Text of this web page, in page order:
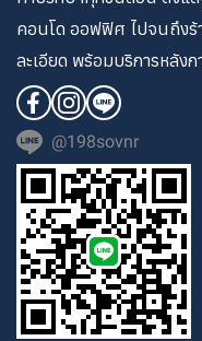
คอนโด ออฟฟิศ ไปจนถึงร้
ละเอียด พร้อมบริการหลังก
@198sovnr